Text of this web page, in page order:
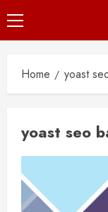
Primair
menu
Home yoast
yoast seo